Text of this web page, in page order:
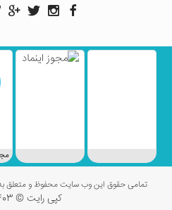
تمامی حقوق این وب سایت محفوظ و متعلق
کپی رایت © 1403 - 1405